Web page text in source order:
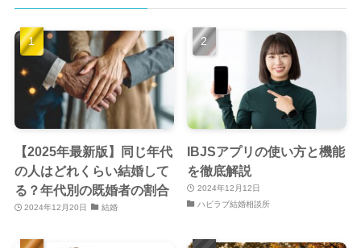
【2025年最新版】同じ年代
の人はどれくらい結婚して
る？年代別の既婚者の割合
2024年12月20日 結婚
IBJSアプリの使い方と機能
を徹底解説
2024年12月12日
ハピラブ結婚相談所